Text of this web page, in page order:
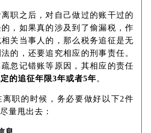
职之后，对自己做过的账干过的
，如果真的涉及到了偷漏税，作
关当事人的，那么税务追征是无
的，还要追究相应的刑事责任。
忽记错账等原因，其相应的责任
的追征年限3年或者5年。
离职的时候，务必要做好以下2件
量甩出去：